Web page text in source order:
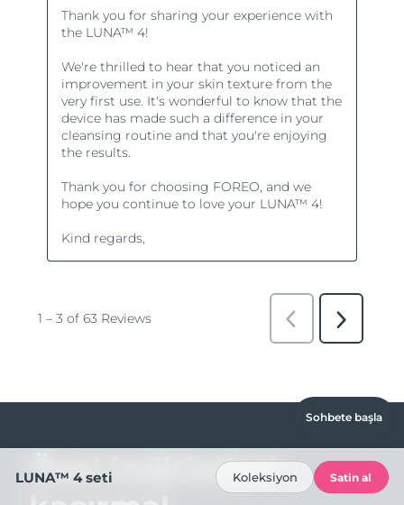
Özel indirimleri
Sohbete başla
LUNA™ 4 seti Koleksiyon Satin al